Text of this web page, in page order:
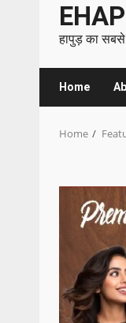
हापुड़ का
Home
Home